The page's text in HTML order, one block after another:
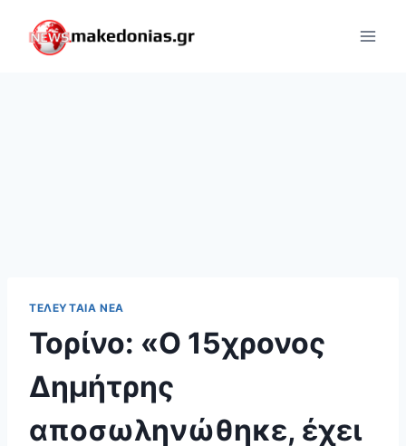
content
ΤΕΛΕΥΤΑΊΑ ΝΈΑ
Τορίνο: «Ο 15χρονος
Δημήτρης
αποσωληνώθηκε, έχει